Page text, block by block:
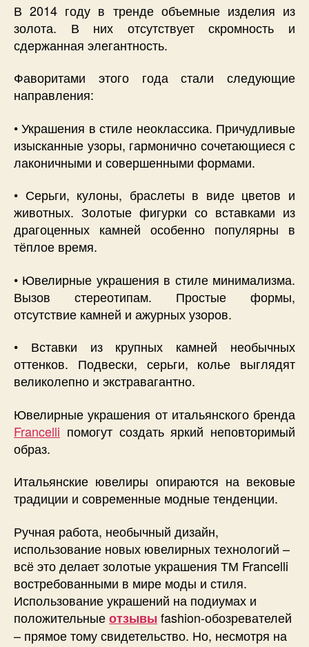
В 2014 году в тренде объемные изделия из
золота. В них отсутствует скромность и
сдержанная элегантность.
Фаворитами этого года стали следующие
направления:
• Украшения в стиле неоклассика. Причудливые
изысканные узоры, гармонично сочетающиеся с
лаконичными и совершенными формами.
• Серьги, кулоны, браслеты в виде цветов и
животных. Золотые фигурки со вставками из
драгоценных камней особенно популярны в
тёплое время.
• Ювелирные украшения в стиле минимализма.
Вызов стереотипам. Простые формы,
отсутствие камней и ажурных узоров.
• Вставки из крупных камней необычных
оттенков. Подвески, серьги, колье выглядят
великолепно и экстравагантно.
Ювелирные украшения от итальянского бренда
Francelli помогут создать яркий неповторимый
образ.
Итальянские ювелиры опираются на вековые
традиции и современные модные тенденции.
Ручная работа, необычный дизайн,
использование новых ювелирных технологий –
всё это делает золотые украшения ТМ Francelli
востребованными в мире моды и стиля.
Использование украшений на подиумах и
положительныеотзывы fashion-обозревателей
– прямое тому свидетельство. Но, несмотря на